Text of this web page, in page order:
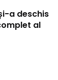
a deschis
al